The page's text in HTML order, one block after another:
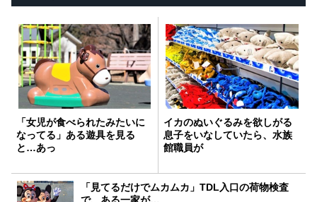
「女児が食べられたみたいに
なってる」ある遊具を見る
と…あっ
イカのぬいぐるみを欲しがる
息子をいなしていたら、水族
館職員が
「見てるだけでムカムカ」TDL入口の荷物検査
で、ある一家が…